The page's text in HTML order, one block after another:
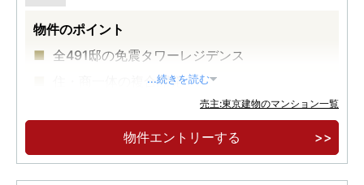
物件のポイント
全491邸の免震タワーレジデンス
住・商一体の複合開発
三越千葉店跡地 JR「千葉」駅徒歩４分
...続きを読む
売主:東京建物のマンション一覧
物件エントリーする